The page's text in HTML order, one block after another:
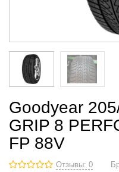
Goodyear
GRIP 8
FP 88V
Отзывы: 0